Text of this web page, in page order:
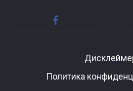
Политика